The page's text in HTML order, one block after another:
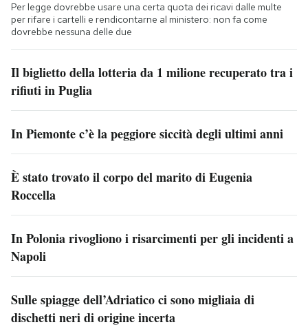
Per legge dovrebbe usare una certa quota dei ricavi dalle multe
per rifare i cartelli e rendicontarne al ministero: non fa come
dovrebbe nessuna delle due
Il biglietto della lotteria da 1 milione recuperato tra i
rifiuti in Puglia
In Piemonte c’è la peggiore siccità degli ultimi anni
È stato trovato il corpo del marito di Eugenia
Roccella
In Polonia rivogliono i risarcimenti per gli incidenti a
Napoli
Sulle spiagge dell’Adriatico ci sono migliaia di
dischetti neri di origine incerta